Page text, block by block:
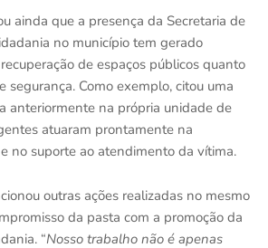
ainda que a presença da Secretaria de
no município tem gerado
de espaços públicos quanto
segurança. Como exemplo, citou uma
anteriormente na própria unidade de
atuaram prontamente na
no suporte ao atendimento da vítima.
outras ações realizadas no mesmo
da pasta com a promoção da
“Nosso trabalho não é apenas